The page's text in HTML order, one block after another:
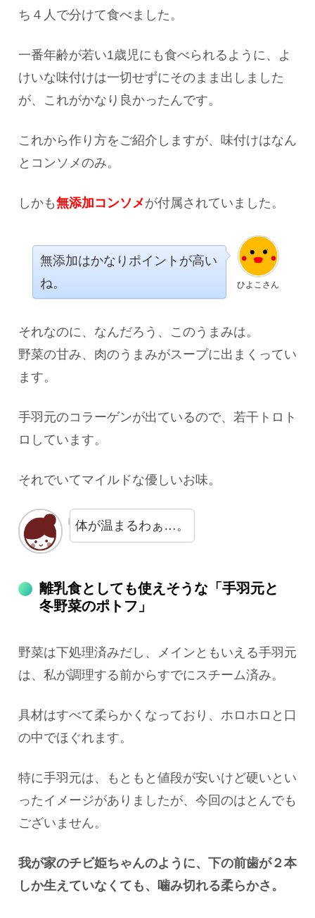
ち４人で分けて食べました。
一番年齢が若い1歳児にも食べられるように、よ
けいな味付けは一切せずにそのまま出しました
が、これがかなり良かったんです。
これから作り方をご紹介しますが、味付けはなん
とコンソメのみ。
しかも無添加コンソメが付属されていました。
ひよこさん
無添加はかなりポイントが高い
ね。
それなのに、なんだろう、このうまみは。
野菜の甘み、肉のうまみがスープに出まくってい
ます。
手羽元のコラーゲンが出ているので、若干トロト
ロしています。
それでいてマイルドな優しいお味。
体が温まるわぁ…。
離乳食としても使えそうな「手羽元と
冬野菜のポトフ」
野菜は下処理済みだし、メインともいえる手羽元
は、私が調理する前からすでにスチーム済み。
具材はすべて柔らかくなっており、ホロホロと口
の中でほぐれます。
特に手羽元は、もともと値段が安いけど硬いとい
ったイメージがありましたが、今回のはとんでも
ございません。
我が家のチビ姫ちゃんのように、下の前歯が２本
しか生えていなくても、噛み切れる柔らかさ。